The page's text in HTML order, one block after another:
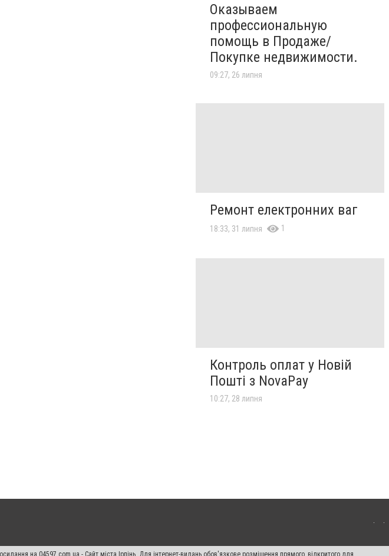
Оказываем
профессиональную
помощь в Продаже/
Покупке недвижимости.
09:27, 26 липня
Ремонт електронних ваг
18:33, 31 липня 1
Контроль оплат у Новій
Пошті з NovaPay
10:27, 28 липня
на 04597.com.ua - Сайт міста Ірпінь. Для інтернет-видань обов'язкове розміщення прямого, відкритого для